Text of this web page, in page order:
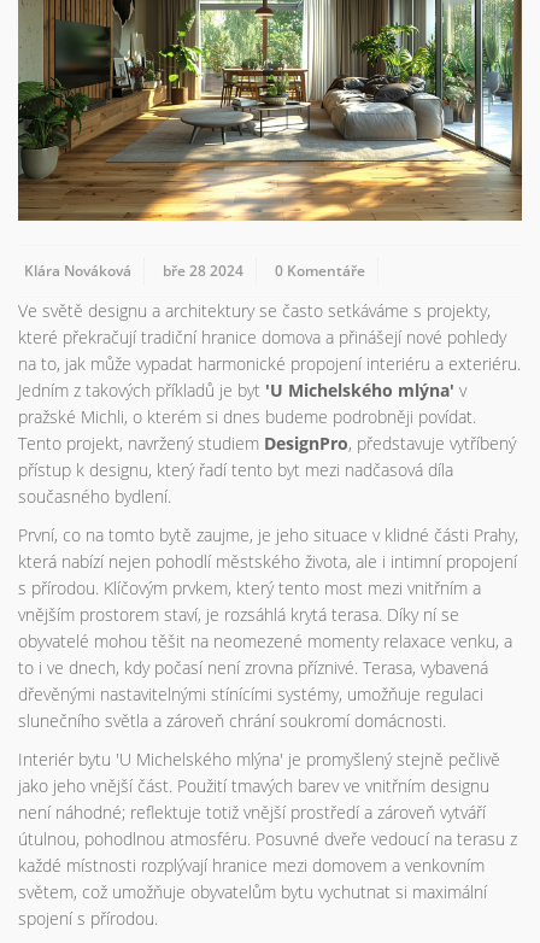
Klára Nováková bře 28 2024 0 Komentáře
Ve světě designu a architektury se často setkáváme s projekty,
které překračují tradiční hranice domova a přinášejí nové pohledy
na to, jak může vypadat harmonické propojení interiéru a exteriéru.
Jedním z takových příkladů je byt 'U Michelského mlýna' v
pražské Michli, o kterém si dnes budeme podrobněji povídat.
Tento projekt, navržený studiem DesignPro, představuje vytříbený
přístup k designu, který řadí tento byt mezi nadčasová díla
současného bydlení.
První, co na tomto bytě zaujme, je jeho situace v klidné části Prahy,
která nabízí nejen pohodlí městského života, ale i intimní propojení
s přírodou. Klíčovým prvkem, který tento most mezi vnitřním a
vnějším prostorem staví, je rozsáhlá krytá terasa. Díky ní se
obyvatelé mohou těšit na neomezené momenty relaxace venku, a
to i ve dnech, kdy počasí není zrovna příznivé. Terasa, vybavená
dřevěnými nastavitelnými stínícími systémy, umožňuje regulaci
slunečního světla a zároveň chrání soukromí domácnosti.
Interiér bytu 'U Michelského mlýna' je promyšlený stejně pečlivě
jako jeho vnější část. Použití tmavých barev ve vnitřním designu
není náhodné; reflektuje totiž vnější prostředí a zároveň vytváří
útulnou, pohodlnou atmosféru. Posuvné dveře vedoucí na terasu z
každé místnosti rozplývají hranice mezi domovem a venkovním
světem, což umožňuje obyvatelům bytu vychutnat si maximální
spojení s přírodou.